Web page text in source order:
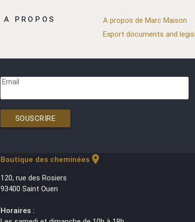
A PROPOS A propos de Marc Maison
Export documents and
Email
SOUSCRIRE
Boutique des cheminéeslocation_on
120, rue des Rosiers
93400 Saint Ouen
Horaires :